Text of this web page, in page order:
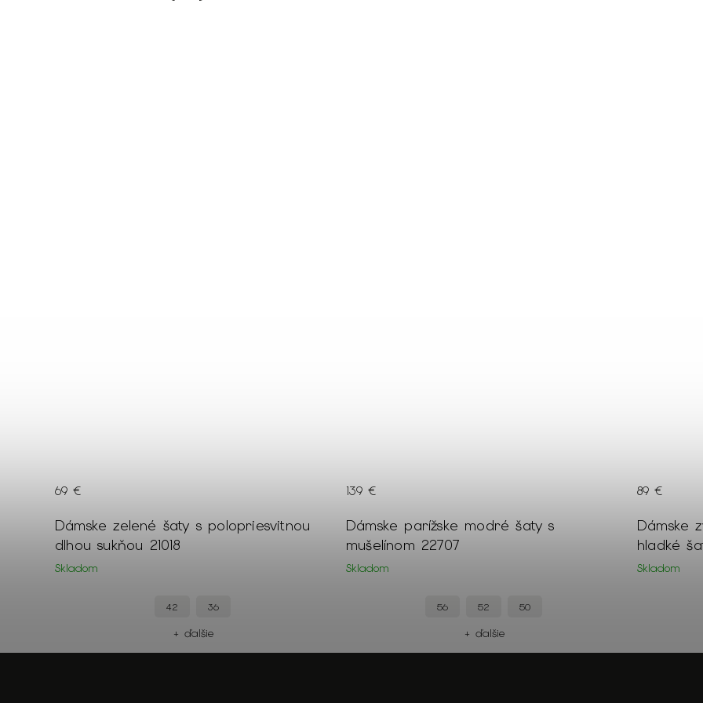
Dámske parížske modré šaty s
mušelínom 22707
Skladom
139 €
+ ďalšie
Dámske zväzovacie parížske modré
hladké šaty s V výstrihom 21309
Skladom
89 €
+ ďalšie
Dámsky
flitrami
Na dotaz
62 €